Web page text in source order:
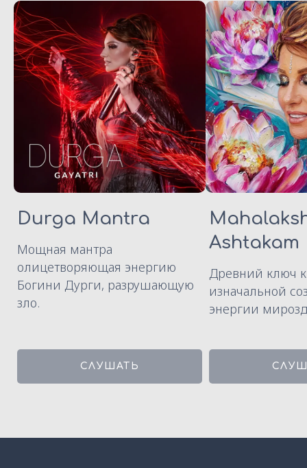
Durga Mantra
Мощная мантра
олицетворяющая энергию
Богини Дурги, разрушающую
зло.
СЛУШАТЬ
Ashtakam
Древний ключ
изначальной
энергии